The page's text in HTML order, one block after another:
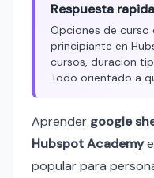
Respuesta rapida
Opciones de curso
principiante en
cursos, duracion
Todo orientado a
Aprender google
Hubspot Academy
popular para